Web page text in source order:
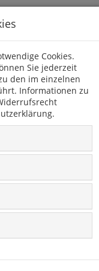
Toggle
navigation
Kategorien
Cookies.
Sie jederzeit
den im einzelnen
Informationen zu